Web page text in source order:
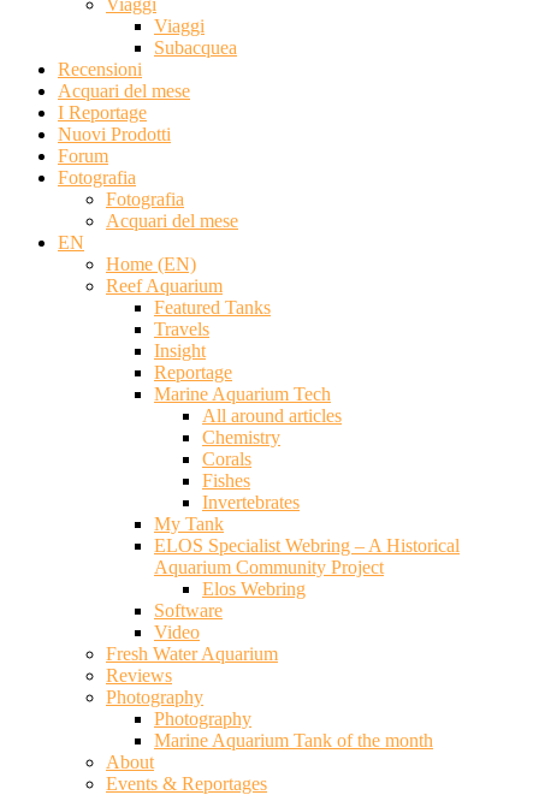
Viaggi
Viaggi
Subacquea
Recensioni
Acquari del mese
I Reportage
Nuovi Prodotti
Forum
Fotografia
Fotografia
Acquari del mese
EN
Home (EN)
Reef Aquarium
Featured Tanks
Travels
Insight
Reportage
Marine Aquarium Tech
All around articles
Chemistry
Corals
Fishes
Invertebrates
My Tank
ELOS Specialist Webring – A Historical
Aquarium Community Project
Elos Webring
Software
Video
Fresh Water Aquarium
Reviews
Photography
Photography
Marine Aquarium Tank of the month
About
Events & Reportages